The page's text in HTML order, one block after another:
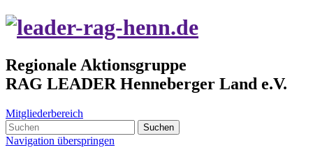
Regionale Aktionsgruppe
RAG LEADER Henneberger Land e.V.
Mitgliederbereich
Suchen
Navigation überspringen